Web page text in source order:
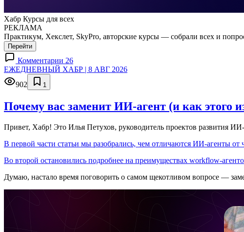
Хабр Курсы для всех
РЕКЛАМА
Практикум, Хекслет, SkyPro, авторские курсы — собрали всех и
Перейти
Комментарии 26
ЕЖЕДНЕВНЫЙ ХАБР | 8 АВГ 2026
902
1
Почему вас заменит ИИ‑агент (и как этого
Привет, Хабр! Это Илья Петухов, руководитель проектов развития
В первой части статьи мы разобрались, чем отличаются ИИ-агенты от
Во второй остановились подробнее на преимуществах workflow-
Думаю, настало время поговорить о самом щекотливом вопросе —